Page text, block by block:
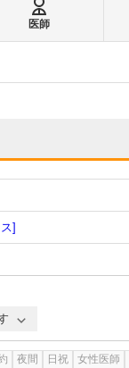
医師
]
夜間 日祝 女性医師